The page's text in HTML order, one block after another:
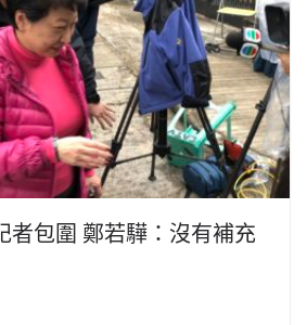
者包圍 鄭若驊：沒有補充